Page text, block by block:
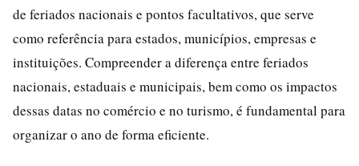
de feriados nacionais e pontos facultativos, que serve
como referência para estados, municípios, empresas e
instituições. Compreender a diferença entre feriados
nacionais, estaduais e municipais, bem como os impactos
dessas datas no comércio e no turismo, é fundamental para
organizar o ano de forma eficiente.